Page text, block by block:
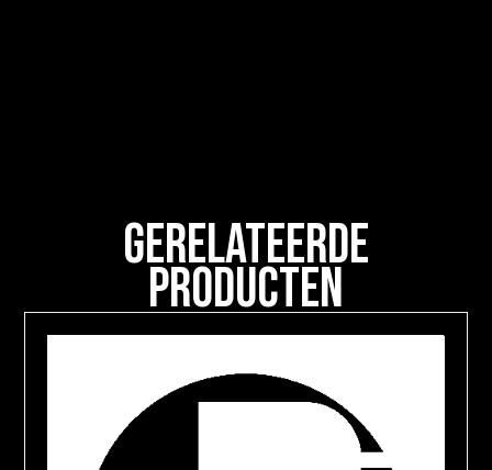
Gerelateerde
Producten